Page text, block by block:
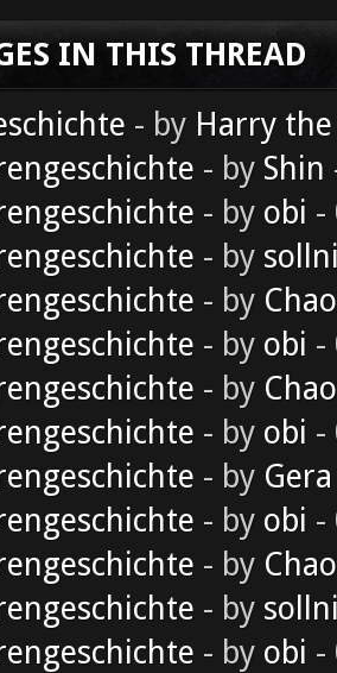
IN THIS THREAD
- by Harry
- by Shin
- by obi -
- by
- by
- by obi -
- by
- by obi -
- by Gera
- by obi -
- by
- by
- by obi -